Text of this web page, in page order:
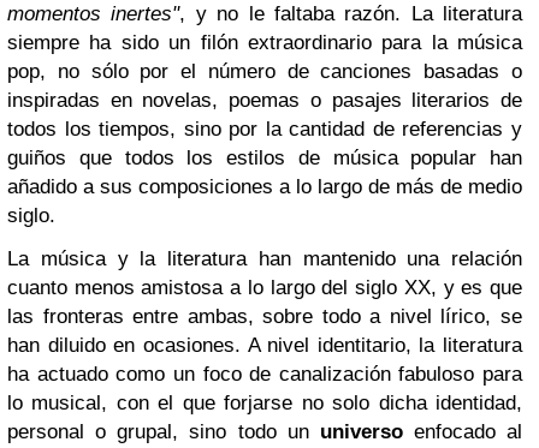
momentos inertes", y no le faltaba razón. La literatura
siempre ha sido un filón extraordinario para la música
pop, no sólo por el número de canciones basadas o
inspiradas en novelas, poemas o pasajes literarios de
todos los tiempos, sino por la cantidad de referencias y
guiños que todos los estilos de música popular han
añadido a sus composiciones a lo largo de más de medio
siglo.
La música y la literatura han mantenido una relación
cuanto menos amistosa a lo largo del siglo XX, y es que
las fronteras entre ambas, sobre todo a nivel lírico, se
han diluido en ocasiones. A nivel identitario, la literatura
ha actuado como un foco de canalización fabuloso para
lo musical, con el que forjarse no solo dicha identidad,
personal o grupal, sino todo un universoenfocado al